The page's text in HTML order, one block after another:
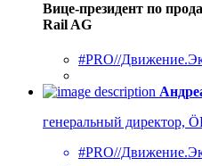
Вице-президент по
Rail AG
#PRO//
генеральный директор,
#PRO//